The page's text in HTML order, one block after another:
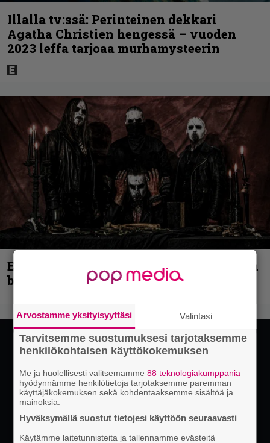
Illalla tv:ssä: Perinteinen dekkari
Agatha Christien hengessä – vuoden
2023 leffa tarjoaa murhamysteerin
Espoon syyskuu käynnistyy kotimaisen
black metalin merkeissä
Arvostamme yksityisyyttäsi Valintasi
Tarvitsemme suostumuksesi tarjotaksemme
henkilökohtaisen käyttökokemuksen
Me ja huolellisesti valitsemamme88 teknologiakumppania
hyödynnämme henkilötietoja tarjotaksemme paremman
käyttäjäkokemuksen sekä kohdentaaksemme sisältöä ja
mainoksia.
Hyväksymällä suostut tietojesi käyttöön seuraavasti
Käytämme laitetunnisteita ja tallennamme evästeitä